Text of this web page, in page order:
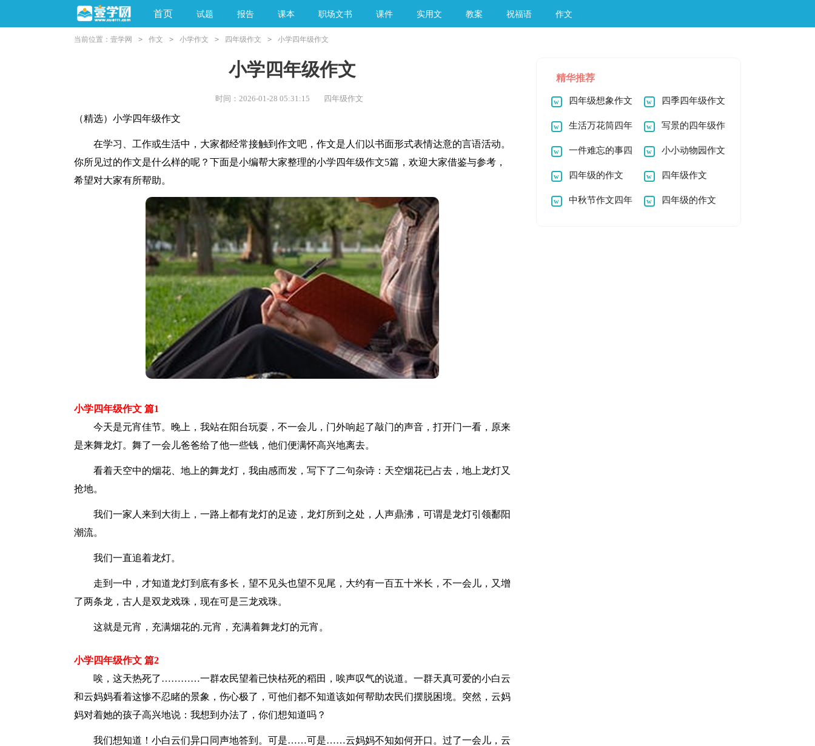
首页 试题 报告 课本 职场文书 课件 实用文 教案 祝福语 作文
阅读理解 亲子教育 手工素材
当前位置： 壹学网 > 作文 > 小学作文 > 四年级作文 > 小学四年级作文
小学四年级作文
时间：2026-01-28 05:31:15 四年级作文
（精选）小学四年级作文
在学习、工作或生活中，大家都经常接触到作文吧，作文是人们以书面形式表情达意的言语活动。
你所见过的作文是什么样的呢？下面是小编帮大家整理的小学四年级作文5篇，欢迎大家借鉴与参考，
希望对大家有所帮助。
小学四年级作文 篇1
今天是元宵佳节。晚上，我站在阳台玩耍，不一会儿，门外响起了敲门的声音，打开门一看，原来
是来舞龙灯。舞了一会儿爸爸给了他一些钱，他们便满怀高兴地离去。
看着天空中的烟花、地上的舞龙灯，我由感而发，写下了二句杂诗：天空烟花已占去，地上龙灯又
抢地。
我们一家人来到大街上，一路上都有龙灯的足迹，龙灯所到之处，人声鼎沸，可谓是龙灯引领鄱阳
潮流。
我们一直追着龙灯。
走到一中，才知道龙灯到底有多长，望不见头也望不见尾，大约有一百五十米长，不一会儿，又增
了两条龙，古人是双龙戏珠，现在可是三龙戏珠。
这就是元宵，充满烟花的.元宵，充满着舞龙灯的元宵。
小学四年级作文 篇2
唉，这天热死了…………一群农民望着已快枯死的稻田，唉声叹气的说道。一群天真可爱的小白云
和云妈妈看着这惨不忍睹的景象，伤心极了，可他们都不知道该如何帮助农民们摆脱困境。突然，云妈
妈对着她的孩子高兴地说：我想到办法了，你们想知道吗？
我们想知道！小白云们异口同声地答到。可是……可是……云妈妈不知如何开口。过了一会儿，云
精华推荐
四年级想象作文 四季四年级作文
生活万花筒四年
级作文
写景的四年级作
文
一件难忘的事四
年级作文
小小动物园作文
四年级精彩
四年级的作文
300字
四年级作文
中秋节作文四年 四年级的作文